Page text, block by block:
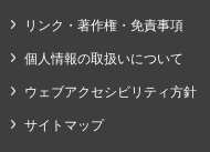
リンク・著作権・免責事項
個人情報の取扱いについて
ウェブアクセシビリティ方針
サイトマップ